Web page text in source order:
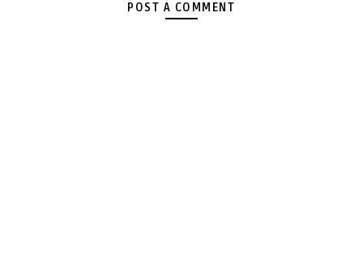
POST A COMMENT